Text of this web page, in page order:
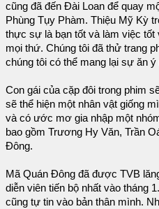
cũng đã đến Đài Loan để quay
Phùng Tụy Phàm. Thiệu Mỹ Kỳ
thực sự là bạn tốt và làm việc tốt
mọi thứ. Chúng tôi đã thử trang
chúng tôi có thể mang lại sự ăn ý
Con gái của cặp đôi trong phim
sẽ thể hiện một nhân vật giống
và có ước mơ gia nhập một
bao gồm Trương Hy Văn, Trần
Đông.
Mã Quán Đông đã được TVB
diễn viên tiến bộ nhất vào tháng
cũng tự tin vào bản thân mình.